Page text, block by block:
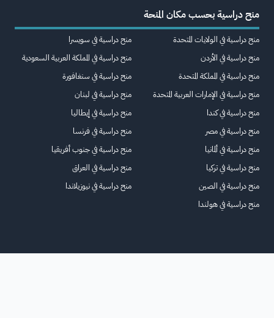
منح دراسية بحسب مكان المنحة
منح دراسية في الولايات المتحدة
منح دراسية في الأردن
منح دراسية في المملكة المتحدة
منح دراسية في الإمارات العربية المتحدة
منح دراسية في كندا
منح دراسية في مصر
منح دراسية في ألمانيا
منح دراسية في تركيا
منح دراسية في الصين
منح دراسية في هولندا
منح دراسية في سويسرا
منح دراسية في المملكة العربية السعودية
منح دراسية في سنغافورة
منح دراسية في لبنان
منح دراسية في إيطاليا
منح دراسية في فرنسا
منح دراسية في جنوب أفريقيا
منح دراسية في العراق
منح دراسية في نيوزيلاندا